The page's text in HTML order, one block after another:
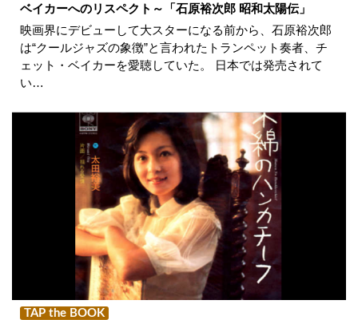
ベイカーへのリスペクト～「石原裕次郎 昭和太陽伝」
映画界にデビューして大スターになる前から、石原裕次郎
は“クールジャズの象徴”と言われたトランペット奏者、チ
ェット・ベイカーを愛聴していた。 日本では発売されて
い…
TAP the BOOK